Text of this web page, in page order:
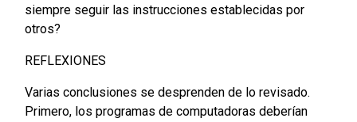
siempre seguir las instrucciones establecidas por
otros?
REFLEXIONES
Varias conclusiones se desprenden de lo revisado.
Primero, los programas de computadoras deberían